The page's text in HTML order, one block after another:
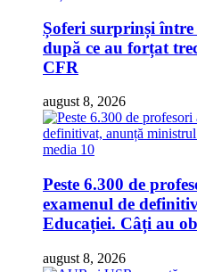
Șoferi surprinși
după ce au forțat
CFR
august 8, 2026
Peste 6.300 de
examenul de
Educației. Câți au
august 8, 2026